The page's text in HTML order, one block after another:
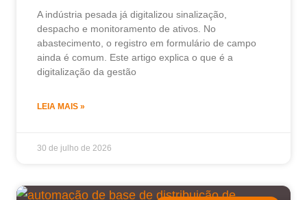
A indústria pesada já digitalizou sinalização,
despacho e monitoramento de ativos. No
abastecimento, o registro em formulário de campo
ainda é comum. Este artigo explica o que é a
digitalização da gestão
LEIA MAIS »
30 de julho de 2026